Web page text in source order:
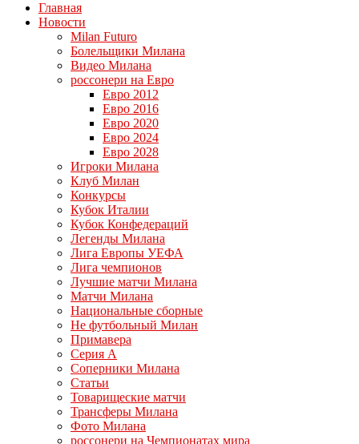
Главная
Новости
Milan Futuro
Болельщики Милана
Видео Милана
россонери на Евро
Евро 2012
Евро 2016
Евро 2020
Евро 2024
Евро 2028
Игроки Милана
Клуб Милан
Конкурсы
Кубок Италии
Кубок Конфедераций
Легенды Милана
Лига Европы УЕФА
Лига чемпионов
Лучшие матчи Милана
Матчи Милана
Национальные сборные
Не футбольный Милан
Примавера
Серия А
Соперники Милана
Статьи
Товарищеские матчи
Трансферы Милана
Фото Милана
россонери на Чемпионатах мира